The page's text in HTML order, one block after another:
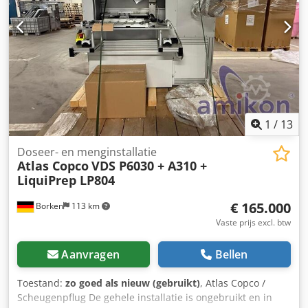
1 / 13
Borken 113 km
Doseer- en menginstallatie
Atlas CopcoVDS P6030 + A310 +
LiquiPrep LP804
€ 165.000
Vaste prijs excl. btw
Aanvragen Bellen
Toestand: zo goed als nieuw (gebruikt), Atlas Copco /
Scheugenpflug De gehele installatie is ongebruikt en in